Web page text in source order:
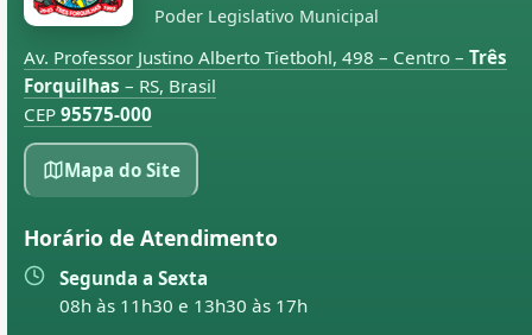
Poder Legislativo Municipal
Av. Professor Justino Alberto Tietbohl, 498 – Centro – Três
Forquilhas – RS, Brasil
CEP 95575-000
Mapa do Site
Horário de Atendimento
Segunda a Sexta
08h às 11h30 e 13h30 às 17h